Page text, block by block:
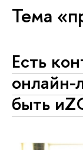
Тема
Есть
онлайн-
быть